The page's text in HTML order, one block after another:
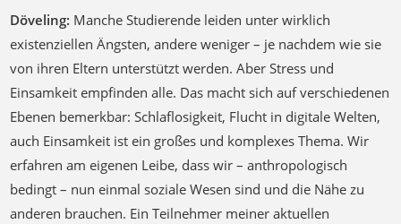
Döveling: Manche Studierende leiden unter wirklich
existenziellen Ängsten, andere weniger – je nachdem wie sie
von ihren Eltern unterstützt werden. Aber Stress und
Einsamkeit empfinden alle. Das macht sich auf verschiedenen
Ebenen bemerkbar: Schlaflosigkeit, Flucht in digitale Welten,
auch Einsamkeit ist ein großes und komplexes Thema. Wir
erfahren am eigenen Leibe, dass wir – anthropologisch
bedingt – nun einmal soziale Wesen sind und die Nähe zu
anderen brauchen. Ein Teilnehmer meiner aktuellen